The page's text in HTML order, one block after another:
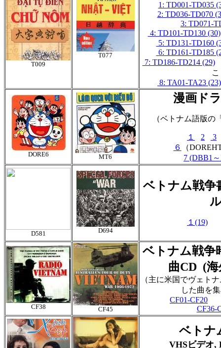
T009
T077
1: TD001-TD035
2: TD036-TD070
3: TD071-
4: TD101-TD130 (30)
5: TD131-TD160
6: TD161-TD185
7: TD186-TD214 (29)
こ
8: TA01-TA23 (23)
DORE6 MT6
漫画ド
（ベトナム語版の
１ 2
3
６
（
7 (DBB1
D581 D694
ベトナム戦争
１(19)
CF38 CF45
ベトナム戦争
曲CD (海
（主に米国でヴェト
した曲を
CF01-CF20
CF36-
ベ ト
VHSビデオ,